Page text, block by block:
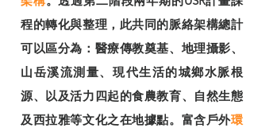
程的轉化與整理，此共同的脈絡架構總計
可以區分為：醫療傳教奠基、地理攝影、
山岳溪流測量、現代生活的城鄉水脈根
源、以及活力四起的食農教育、自然生態
及西拉雅等文化之在地據點。富含戶外環